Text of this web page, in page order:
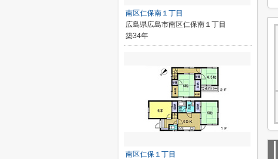
南区仁保南１丁目
広島県広島市南区仁保南１丁目
築34年
南区仁保１丁目